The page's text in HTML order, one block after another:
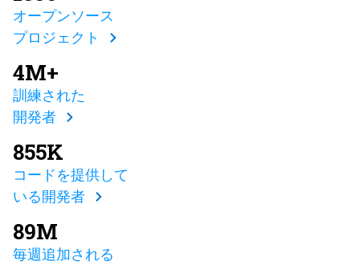
オープンソース
プロジェクト
4M+
訓練された
開発者
855K
コードを提供して
いる開発者
89M
毎週追加される